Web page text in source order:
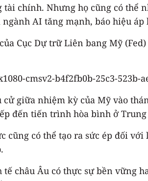
chính. Nhưng họ cũng có
AI tăng mạnh, báo hiệu
Cục Dự trữ Liên bang Mỹ
cử giữa nhiệm kỳ của Mỹ vào
đến tiến trình hòa bình ở
cũng có thể tạo ra sức ép đối
tế châu Âu có thực sự bền